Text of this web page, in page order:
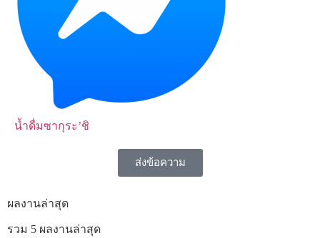
น้ำดื่มซากุระ’ชิ
ส่งข้อความ
ผลงานล่าสุด
รวม 5 ผลงานล่าสุด